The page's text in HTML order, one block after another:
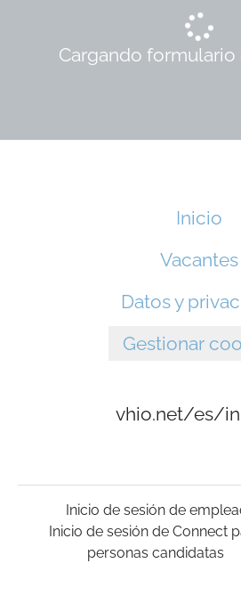
Cargando
Inicio
Vacantes
Datos y
Gestionar
vhio.net/es/
Inicio de sesión de
Inicio de sesión de Connect
personas candidatas